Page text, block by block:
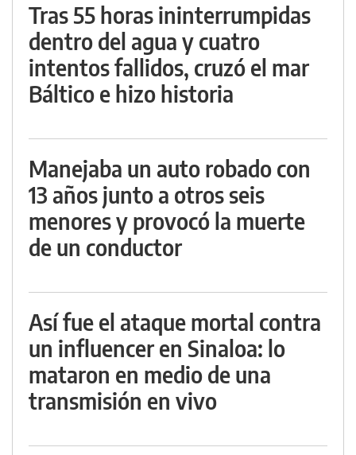
Tras 55 horas ininterrumpidas
dentro del agua y cuatro
intentos fallidos, cruzó el mar
Báltico e hizo historia
Manejaba un auto robado con
13 años junto a otros seis
menores y provocó la muerte
de un conductor
Así fue el ataque mortal contra
un influencer en Sinaloa: lo
mataron en medio de una
transmisión en vivo